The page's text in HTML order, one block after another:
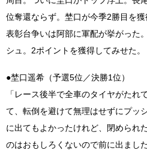
位奪還ならず。埜口が今季2勝目を獲
表彰台争いは阿部に軍配が挙がった
シュ。2ポイントを獲得してみせた。
●埜口遥希（予選5位／決勝1位）
「レース後半で全車のタイヤがたれ
て、転倒を避けて無理はせずにプッ
に出てもよかったけれど、閉められ
のはおもしろくないので前に出まし